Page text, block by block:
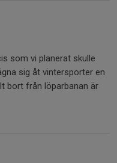
som vi planerat skulle
sig åt vintersporter en
bort från löparbanan är